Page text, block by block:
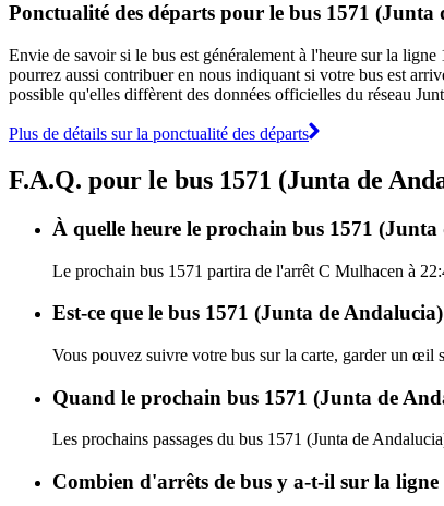
Ponctualité des départs pour le bus 1571 (Junta
Envie de savoir si le bus est généralement à l'heure sur la
pourrez aussi contribuer en nous indiquant si votre bus est
possible qu'elles diffèrent des données officielles du réseau
Plus de détails sur la ponctualité des départs
F.A.Q. pour le bus 1571 (Junta de
À quelle heure le prochain bus 1571
Le prochain bus 1571 partira de l'arrêt C Mulhacen à
Est-ce que le bus 1571 (Junta de
Vous pouvez suivre votre bus sur la carte, garder un œil
Quand le prochain bus 1571 (Junta de
Les prochains passages du bus 1571 (Junta de
Combien d'arrêts de bus y a-t-il sur la